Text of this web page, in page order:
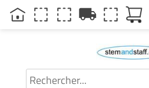
local_shipping